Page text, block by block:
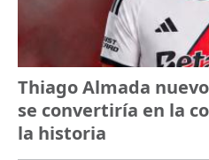
Thiago Almada
se convertiría en la
la historia